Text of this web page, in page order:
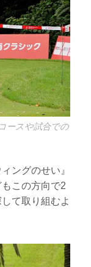
ースや試合での
ングのせい』
この方向で2
て取り組むよ